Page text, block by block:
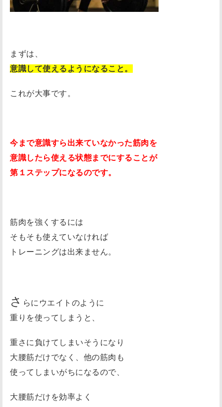
まずは、
意識して使えるようになること。
これが大事です。
今まで意識すら出来ていなかった筋肉を
意識したら使える状態までにすることが
第１ステップになるのです。
筋肉を強くするには
そもそも使えていなければ
トレーニングは出来ません。
さ らにウエイトのように
重りを使ってしまうと、
重さに負けてしまいそうになり
大腰筋だけでなく、他の筋肉も
使ってしまいがちになるので、
大腰筋だけを効率よく